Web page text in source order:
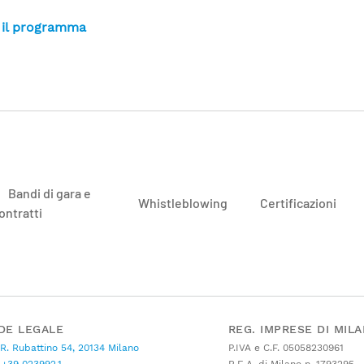
programma
Bandi di gara e
Whistleblowing Certificazioni
LEGALE
Rubattino 54, 20134 Milano
REG. IMPRESE DI
P.IVA e C.F. 05058230961